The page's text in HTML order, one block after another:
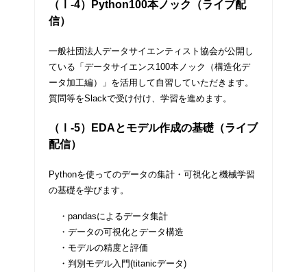
（Ⅰ-4）Python100本ノック（ライブ配
信）
一般社団法人データサイエンティスト協会が公開し
ている「データサイエンス100本ノック（構造化デ
ータ加工編）」を活用して自習していただきます。
質問等をSlackで受け付け、学習を進めます。
（Ⅰ-5）EDAとモデル作成の基礎（ライブ
配信）
Pythonを使ってのデータの集計・可視化と機械学習
の基礎を学びます。
・pandasによるデータ集計
・データの可視化とデータ構造
・モデルの精度と評価
・判別モデル入門(titanicデータ)